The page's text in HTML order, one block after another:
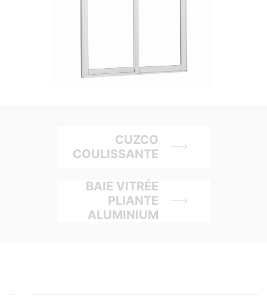
CUZCO
COULISSANTE
BAIE VITRÉE
PLIANTE
ALUMINIUM